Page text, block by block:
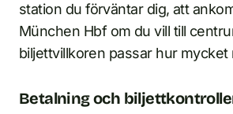
station du förväntar dig, att
München Hbf om du vill till
biljettvillkoren passar hur mycket
Betalning och